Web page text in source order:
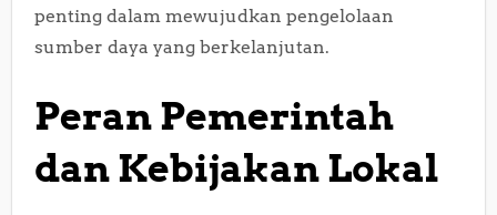
penting dalam mewujudkan pengelolaan
sumber daya yang berkelanjutan.
Peran Pemerintah
dan Kebijakan Lokal